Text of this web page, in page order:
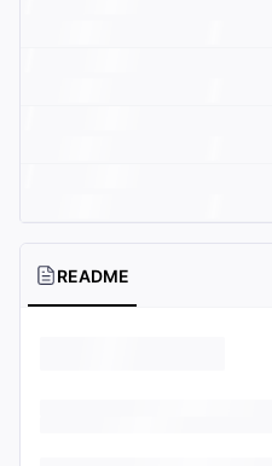
README